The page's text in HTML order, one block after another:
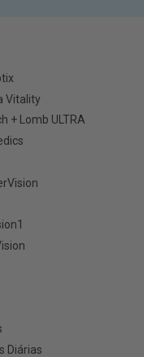
Vitality
+ Lomb ULTRA
Diárias